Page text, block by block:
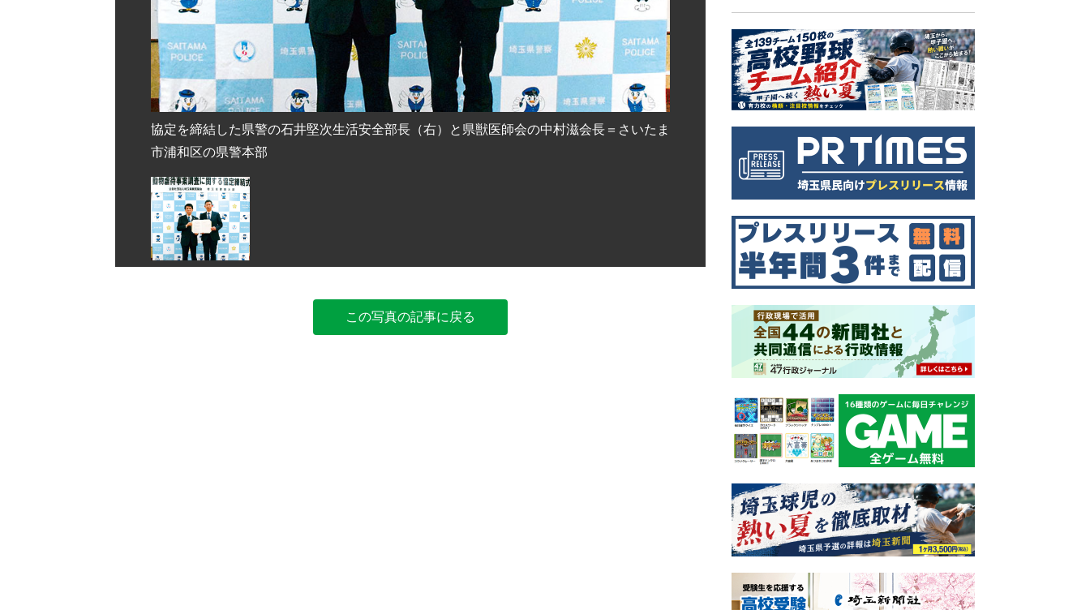
協定を締結した県警の石井堅次生活安全部長（右）と県獣医師会の中村滋会長＝さいたま
市浦和区の県警本部
協定を締結した県警の石井堅次生活安全部長（右）と県獣医師会の中
市浦和区の県警本部
この写真の記事に戻る